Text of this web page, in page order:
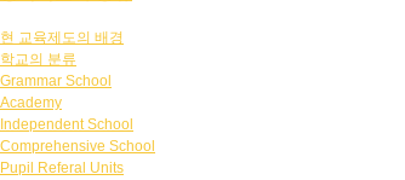
현 교육제도의 배경
학교의 분류
Grammar School
Academy
Independent School
Comprehensive School
Pupil Referal Units